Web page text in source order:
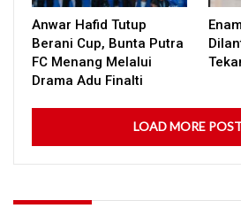
Anwar Hafid Tutup
Berani Cup, Bunta Putra
FC Menang Melalui
Drama Adu Finalti
LOAD MORE